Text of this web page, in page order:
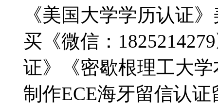
《美国大学学历认证
买《微信：
证》《密歇根理工大
制作ECE海牙留信认